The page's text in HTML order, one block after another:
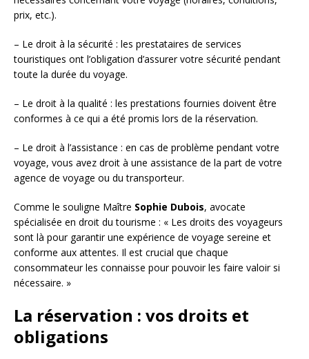
prix, etc.).
– Le droit à la sécurité : les prestataires de services
touristiques ont l’obligation d’assurer votre sécurité pendant
toute la durée du voyage.
– Le droit à la qualité : les prestations fournies doivent être
conformes à ce qui a été promis lors de la réservation.
– Le droit à l’assistance : en cas de problème pendant votre
voyage, vous avez droit à une assistance de la part de votre
agence de voyage ou du transporteur.
Comme le souligne Maître Sophie Dubois, avocate
spécialisée en droit du tourisme : « Les droits des voyageurs
sont là pour garantir une expérience de voyage sereine et
conforme aux attentes. Il est crucial que chaque
consommateur les connaisse pour pouvoir les faire valoir si
nécessaire. »
La réservation : vos droits et
obligations